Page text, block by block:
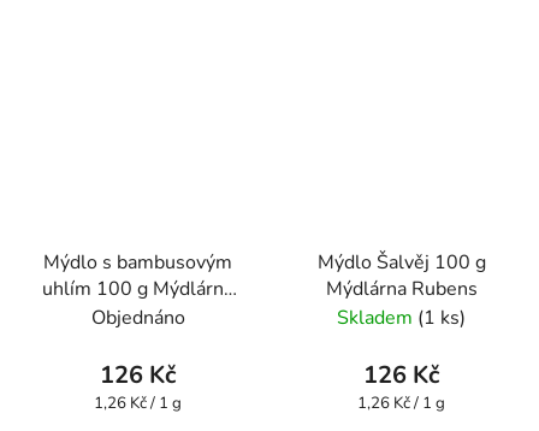
Mýdlo s bambusovým
uhlím 100 g Mýdlárna
Rubens
Objednáno
126 Kč
Měrná
1,26 Kč / 1 g
Mýdlo Šalvěj 100 g
Mýdlárna Rubens
Skladem (1 ks)
126 Kč
Měrná
1,26 Kč / 1 g